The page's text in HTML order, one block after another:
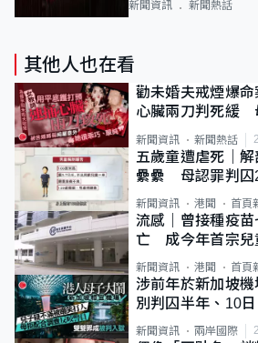
新聞資訊 新聞熱話
其他人也在看
勸未婚夫戒煙爆
心臟兩刀判死緩
新聞資訊 新聞熱話
五歲童遭虐死｜
纍纍 母認罪判
類案最惡劣
新聞資訊 港聞 首頁
流感｜曾接種疫
亡 成今年首宗兒
新聞資訊 港聞 首頁
涉前年於新加坡
別判囚半年、10日
新聞資訊 兩岸國際